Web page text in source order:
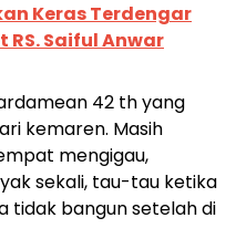
Keras Terdengar
Saiful Anwar
42 th yang
kemaren. Masih
mengigau,
sekali, tau-tau ketika
tidak bangun setelah di